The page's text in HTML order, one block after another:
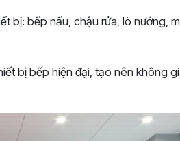
bị: bếp nấu, chậu rửa, lò nướng,
bị bếp hiện đại, tạo nên không